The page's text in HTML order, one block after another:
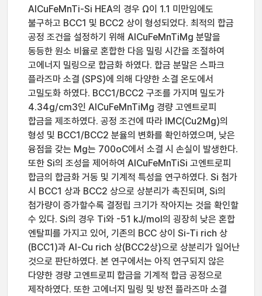
AlCuFeMnTi-Si HEA의 경우 Ω이 1.1 미만임에도
불구하고 BCC1 및 BCC2 상이 형성되었다. 최적의 합금
공정 조건을 설정하기 위해 AlCuFeMnTiMg 분말을
동등한 원소 비율로 혼합한 다음 밀링 시간을 조절하여
고에너지 밀링으로 합금화 하였다. 합금 분말은 스파크
플라즈마 소결 (SPS)에 의해 다양한 소결 온도에서
고밀도화 하였다. BCC1/BCC2 구조를 가지며 밀도가
4.34g/cm3인 AlCuFeMnTiMg 경량 고엔트로피
합금을 제조하였다. 공정 조건에 따라 IMC(Cu2Mg)의
형성 및 BCC1/BCC2 분율의 변화를 확인하였으며, 낮은
융점을 갖는 Mg는 700oC에서 소결 시 손실이 발생한다.
또한 Si의 조성을 제어하여 AlCuFeMnTiSi 고엔트로피
합금의 합금화 거동 및 기계적 특성을 연구하였다. Si 첨가
시 BCC1 상과 BCC2 상으로 상분리가 촉진되며, Si의
첨가량이 증가할수록 결정립 크기가 작아지는 것을 확인할
수 있다. Si의 경우 Ti와 -51 kJ/mol의 굉장히 낮은 혼합
엔탈피를 가지고 있어, 기존의 BCC 상이 Si-Ti rich 상
(BCC1)과 Al-Cu rich 상(BCC2상)으로 상분리가 일어난
것으로 판단하였다. 본 연구에서는 아직 연구되지 않은
다양한 경량 고엔트로피 합금을 기계적 합금 공정으로
제작하였다. 또한 고에너지 밀링 및 방전 플라즈마 소결